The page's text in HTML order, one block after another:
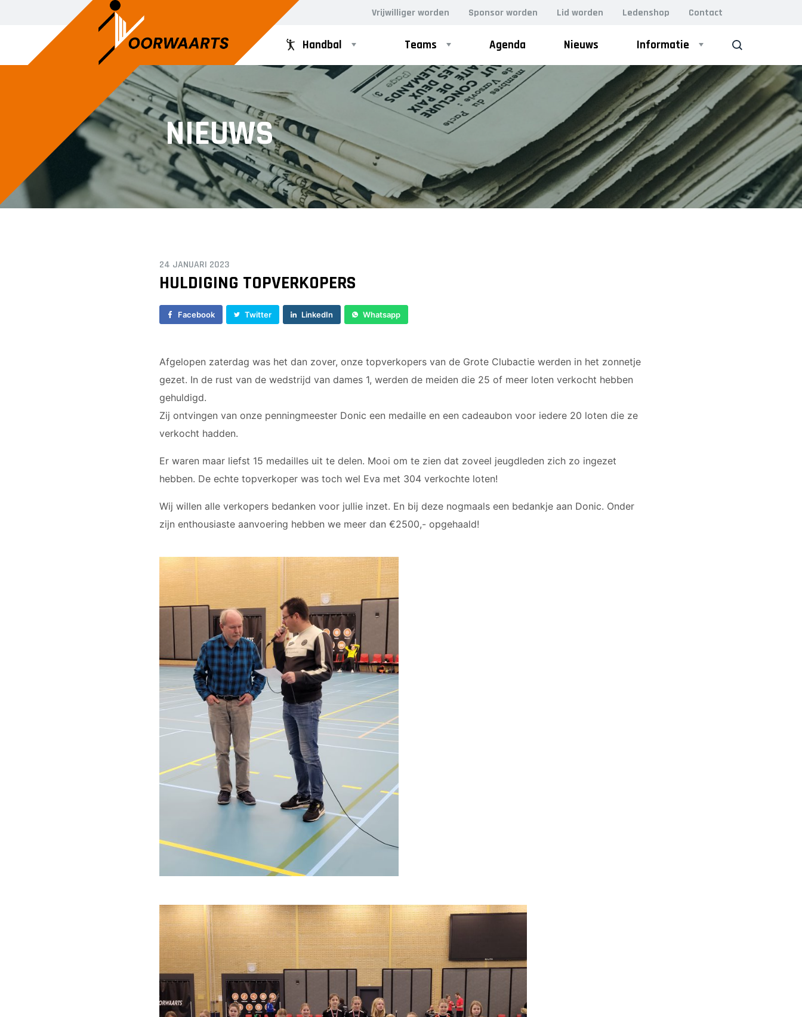
Vrijwilliger worden Sponsor worden Lid worden Ledenshop Contact
Handbal Teams
DAMES
Dames 1
Dames 2
JEUGD
A1
A2
B1
C1
C2
E3
F1
F2
RECREANTEN
Dames Midweek 1
Dames Midweek 2
Agenda Nieuws Informatie
ZOEK
NIEUWS
24 JANUARI 2023
HULDIGING TOPVERKOPERS
Facebook Twitter LinkedIn Whatsapp
Afgelopen zaterdag was het dan zover, onze topverkopers van de Grote Clubactie werden in het zonnetje
gezet. In de rust van de wedstrijd van dames 1, werden de meiden die 25 of meer loten verkocht hebben
gehuldigd.
Zij ontvingen van onze penningmeester Donic een medaille en een cadeaubon voor iedere 20 loten die ze
verkocht hadden.
Er waren maar liefst 15 medailles uit te delen. Mooi om te zien dat zoveel jeugdleden zich zo ingezet
hebben. De echte topverkoper was toch wel Eva met 304 verkochte loten!
Wij willen alle verkopers bedanken voor jullie inzet. En bij deze nogmaals een bedankje aan Donic. Onder
zijn enthousiaste aanvoering hebben we meer dan €2500,- opgehaald!